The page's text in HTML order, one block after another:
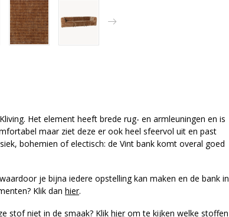
Het element heeft brede rug- en armleuningen en is
maar ziet deze er ook heel sfeervol uit en past
bohemien of electisch: de Vint bank komt overal goed
je bijna iedere opstelling kan maken en de bank in
Klik dan hier.
stof niet in de smaak? Klik hierom te kijken welke stoffen